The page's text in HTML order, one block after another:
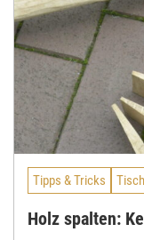
Tipps & Tricks
Holz spalten: